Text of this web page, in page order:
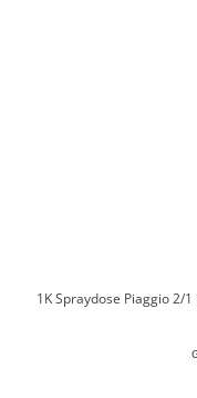
1K Spraydose Piaggio 2/